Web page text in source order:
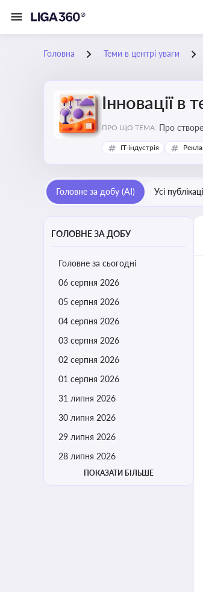
Головна Теми в центрі уваги
Інновації в
ПРО ЩО ТЕМА: Про
процесів.
IT-індустрія
Головне за добу (AI) Усі
ГОЛОВНЕ ЗА ДОБУ
Головне за сьогодні
06 серпня 2026
05 серпня 2026
04 серпня 2026
03 серпня 2026
02 серпня 2026
01 серпня 2026
31 липня 2026
30 липня 2026
29 липня 2026
28 липня 2026
ПОКАЗАТИ БІЛЬШЕ